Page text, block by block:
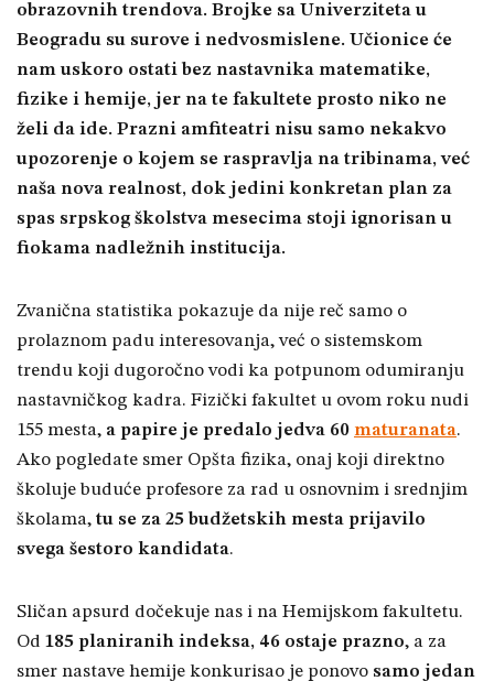
obrazovnih trendova. Brojke sa Univerziteta u
Beogradu su surove i nedvosmislene. Učionice će
nam uskoro ostati bez nastavnika matematike,
fizike i hemije, jer na te fakultete prosto niko ne
želi da ide. Prazni amfiteatri nisu samo nekakvo
upozorenje o kojem se raspravlja na tribinama, već
naša nova realnost, dok jedini konkretan plan za
spas srpskog školstva mesecima stoji ignorisan u
fiokama nadležnih institucija.
Zvanična statistika pokazuje da nije reč samo o
prolaznom padu interesovanja, već o sistemskom
trendu koji dugoročno vodi ka potpunom odumiranju
nastavničkog kadra. Fizički fakultet u ovom roku nudi
155 mesta, a papire je predalo jedva 60 maturanata.
Ako pogledate smer Opšta fizika, onaj koji direktno
školuje buduće profesore za rad u osnovnim i srednjim
školama, tu se za 25 budžetskih mesta prijavilo
svega šestoro kandidata.
Sličan apsurd dočekuje nas i na Hemijskom fakultetu.
Od 185 planiranih indeksa, 46 ostaje prazno, a za
smer nastave hemije konkurisao je ponovo samo jedan